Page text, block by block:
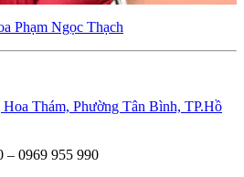
Hoa Thám, Phường Tân Bình, TP.Hồ
– 0969 955 990